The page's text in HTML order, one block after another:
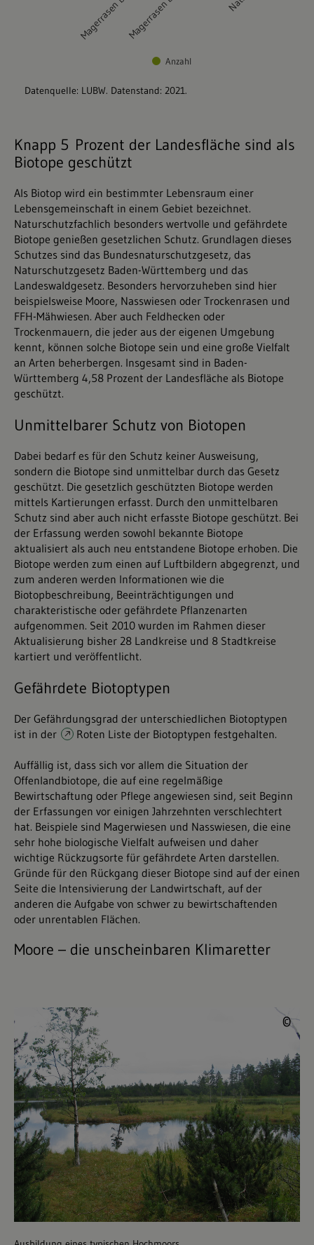
Knapp 5 Prozent der Landesfläche sind als
Biotope geschützt
Als Biotop wird ein bestimmter Lebensraum einer
Lebensgemeinschaft in einem Gebiet bezeichnet.
Naturschutzfachlich besonders wertvolle und gefährdete
Biotope genießen gesetzlichen Schutz. Grundlagen dieses
Schutzes sind das Bundesnaturschutzgesetz, das
Naturschutzgesetz Baden-Württemberg und das
Landeswaldgesetz. Besonders hervorzuheben sind hier
beispielsweise Moore, Nasswiesen oder Trockenrasen und
FFH-Mähwiesen. Aber auch Feldhecken oder
Trockenmauern, die jeder aus der eigenen Umgebung
kennt, können solche Biotope sein und eine große Vielfalt
an Arten beherbergen. Insgesamt sind in Baden-
Württemberg 4,58 Prozent der Landesfläche als Biotope
geschützt.
Unmittelbarer Schutz von Biotopen
Dabei bedarf es für den Schutz keiner Ausweisung,
sondern die Biotope sind unmittelbar durch das Gesetz
geschützt. Die gesetzlich geschützten Biotope werden
mittels Kartierungen erfasst. Durch den unmittelbaren
Schutz sind aber auch nicht erfasste Biotope geschützt. Bei
der Erfassung werden sowohl bekannte Biotope
aktualisiert als auch neu entstandene Biotope erhoben. Die
Biotope werden zum einen auf Luftbildern abgegrenzt, und
zum anderen werden Informationen wie die
Biotopbeschreibung, Beeinträchtigungen und
charakteristische oder gefährdete Pflanzenarten
aufgenommen. Seit 2010 wurden im Rahmen dieser
Aktualisierung bisher 28 Landkreise und 8 Stadtkreise
kartiert und veröffentlicht.
Gefährdete Biotoptypen
Der Gefährdungsgrad der unterschiedlichen Biotoptypen
ist in der
Roten Liste der Biotoptypen festgehalten.
Auffällig ist, dass sich vor allem die Situation der
Offenlandbiotope, die auf eine regelmäßige
Bewirtschaftung oder Pflege angewiesen sind, seit Beginn
der Erfassungen vor einigen Jahrzehnten verschlechtert
hat. Beispiele sind Magerwiesen und Nasswiesen, die eine
sehr hohe biologische Vielfalt aufweisen und daher
wichtige Rückzugsorte für gefährdete Arten darstellen.
Gründe für den Rückgang dieser Biotope sind auf der einen
Seite die Intensivierung der Landwirtschaft, auf der
anderen die Aufgabe von schwer zu bewirtschaftenden
oder unrentablen Flächen.
Moore – die unscheinbaren Klimaretter
© ©